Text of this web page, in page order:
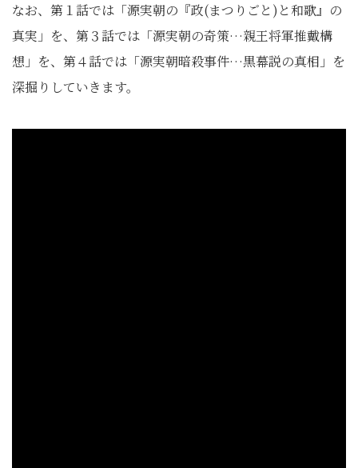
なお、第１話では「源実朝の『政(まつりごと)と和歌』の
真実」を、第３話では「源実朝の奇策…親王将軍推戴構
想」を、第４話では「源実朝暗殺事件…黒幕説の真相」を
深掘りしていきます。